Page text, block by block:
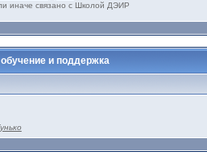
иначе связано с Школой ДЭИР
и поддержка